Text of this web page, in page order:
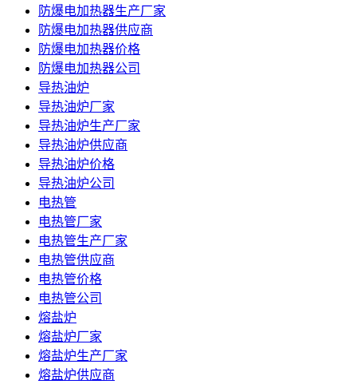
防爆电加热器生产厂家
防爆电加热器供应商
防爆电加热器价格
防爆电加热器公司
导热油炉
导热油炉厂家
导热油炉生产厂家
导热油炉供应商
导热油炉价格
导热油炉公司
电热管
电热管厂家
电热管生产厂家
电热管供应商
电热管价格
电热管公司
熔盐炉
熔盐炉厂家
熔盐炉生产厂家
熔盐炉供应商